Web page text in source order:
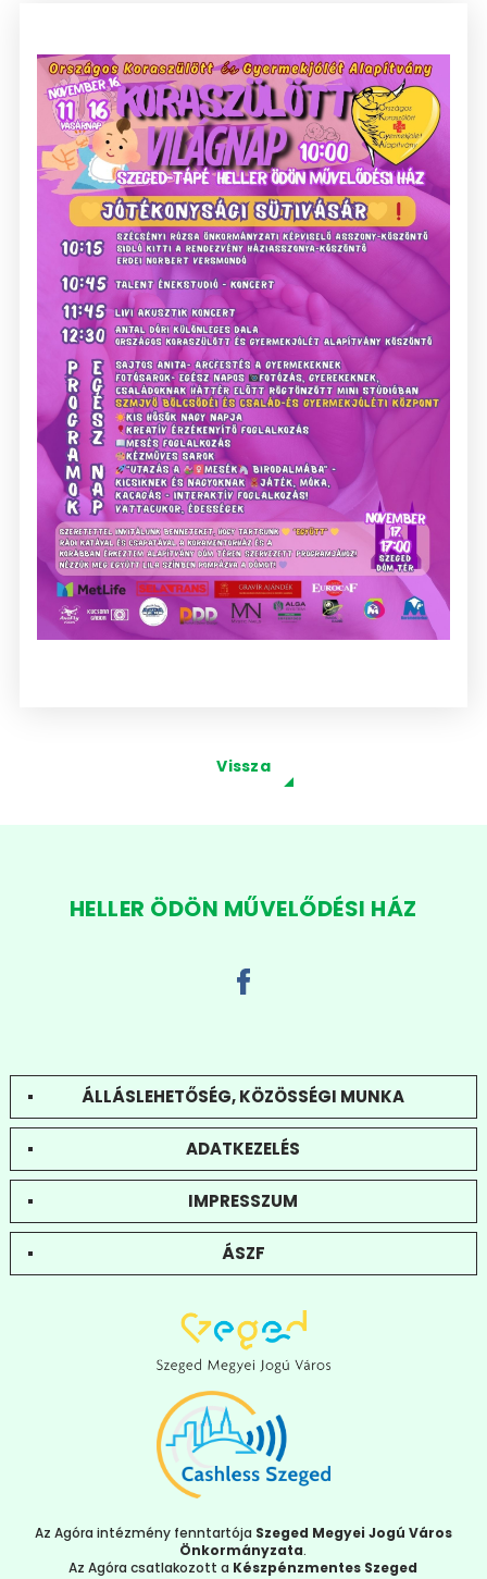
Vissza
HELLER ÖDÖN MŰVELŐDÉSI HÁZ
ÁLLÁSLEHETŐSÉG, KÖZÖSSÉGI MUNKA
ADATKEZELÉS
IMPRESSZUM
ÁSZF
Az Agóra intézmény fenntartója Szeged Megyei Jogú Város
Önkormányzata.
Az Agóra csatlakozott a Készpénzmentes Szeged